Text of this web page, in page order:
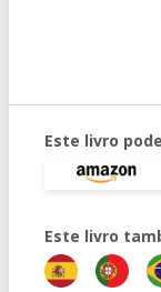
Este livro
Este livro